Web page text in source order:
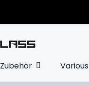
Zubehör Various